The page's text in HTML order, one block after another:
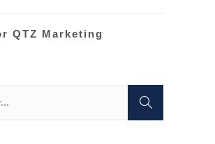
QTZ Marketing